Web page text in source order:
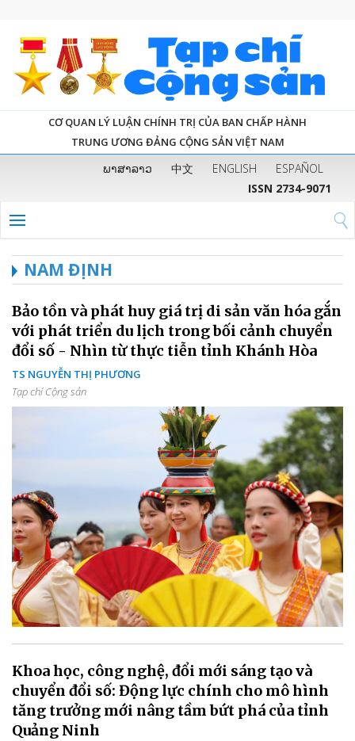
CƠ QUAN LÝ LUẬN CHÍNH TRỊ CỦA BAN CHẤP HÀNH
TRUNG ƯƠNG ĐẢNG CỘNG SẢN VIỆT NAM
ພາສາລາວ 中文 ENGLISH
ESPAÑOL
ISSN 2734-9071
NAM ĐỊNH
Bảo tồn và phát huy giá trị di sản văn hóa gắn
với phát triển du lịch trong bối cảnh chuyển
đổi số - Nhìn từ thực tiễn tỉnh Khánh Hòa
TS NGUYỄN THỊ PHƯƠNG
Tạp chí Cộng sản
Khoa học, công nghệ, đổi mới sáng tạo và
chuyển đổi số: Động lực chính cho mô hình
tăng trưởng mới nâng tầm bứt phá của tỉnh
Quảng Ninh